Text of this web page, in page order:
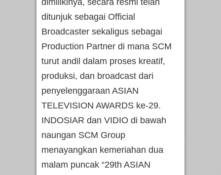
dimilikinya, secara resmi telah
ditunjuk sebagai Official
Broadcaster sekaligus sebagai
Production Partner di mana SCM
turut andil dalam proses kreatif,
produksi, dan broadcast dari
penyelenggaraan ASIAN
TELEVISION AWARDS ke-29.
INDOSIAR dan VIDIO di bawah
naungan SCM Group
menayangkan kemeriahan dua
malam puncak “29th ASIAN